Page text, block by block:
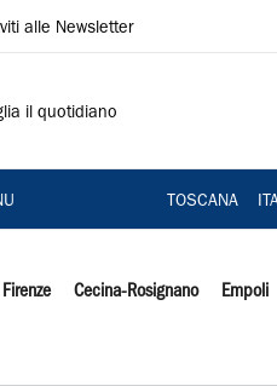
alle Newsletter
il quotidiano
TOSCANA
Firenze Cecina-Rosignano Empoli